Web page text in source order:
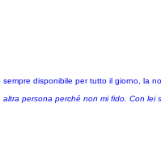
disponibile per tutto il giorno, la
persona perché non mi fido. Con lei